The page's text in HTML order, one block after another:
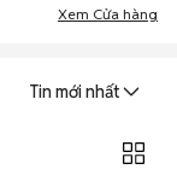
Xem Cửa hàng
Tin mới nhất